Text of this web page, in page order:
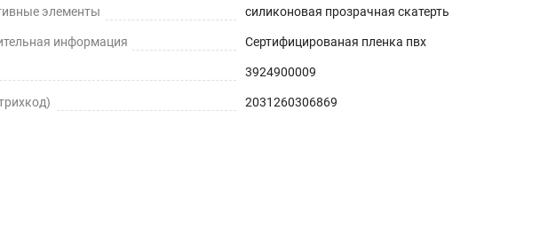
элементы силиконовая прозрачная скатерть
информация Сертифицированая пленка пвх
3924900009
2031260306869